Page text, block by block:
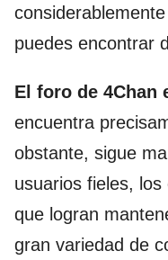
puedes encontrar
El foro de 4Chan
encuentra
obstante, sigue
usuarios fieles,
que logran
gran variedad de